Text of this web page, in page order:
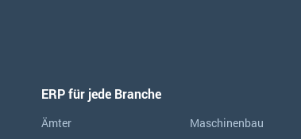
ERP für jede Branche
Ämter
Maschinenbau